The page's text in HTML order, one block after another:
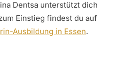
Dentsa unterstützt dich
Einstieg findest du auf
Ausbildung in Essen.